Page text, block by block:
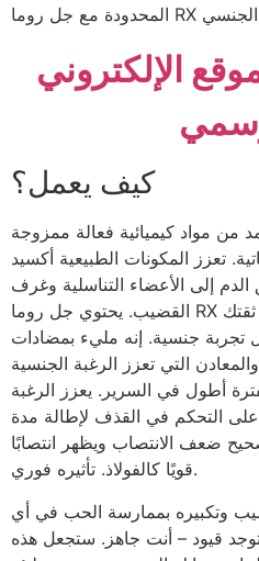
الإلكتروني
كيف يعمل؟
من مواد كيميائية فعالة ممزوجة
تعزز المكونات الطبيعية أكسيد
الدم إلى الأعضاء التناسلية وغرف
القضيب. يحتوي جل روما RX على العديد من الفوائد لتعزيز ثقتك
تجربة جنسية. إنه مليء بمضادات
التي تعزز الرغبة الجنسية
أطول في السرير. يعزز الرغبة
التحكم في القذف لإطالة مدة
ضعف الانتصاب ويظهر انتصابًا
قويًا كالفولاذ. تأثيره فوري.
وتكبيره بممارسة الحب في أي
قيود – أنت جاهز. ستجعل هذه